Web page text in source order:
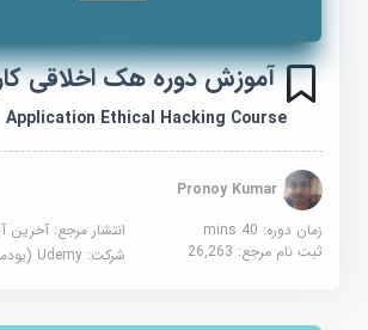
آموزش دوره هک اخلاقی
Application Ethical Hacking Course
Pronoy Kumar
زمان دوره: 40 mins
انتشار مرجع:آخرین
ثبت نام مرجع:26,263 شرکت:Udemy (یودمی)